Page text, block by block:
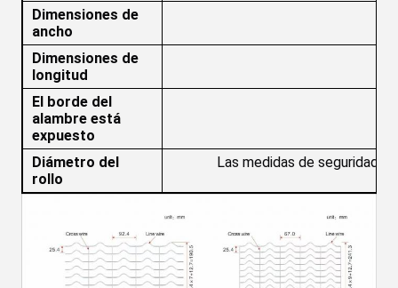
Dimensiones de
ancho
Dimensiones de
longitud
El borde del
alambre está
expuesto
Diámetro del
rollo
Las medidas de seguridad